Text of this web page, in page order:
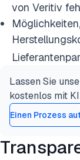
von Veritiv
Lassen Sie
kostenlos mit
Einen Prozess